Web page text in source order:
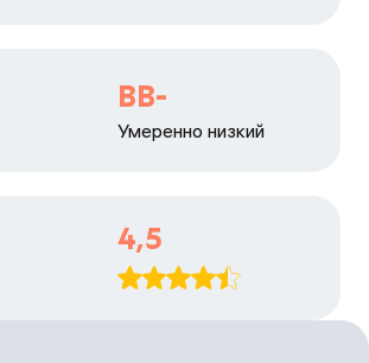
BB-
Умеренно низкий
4,5